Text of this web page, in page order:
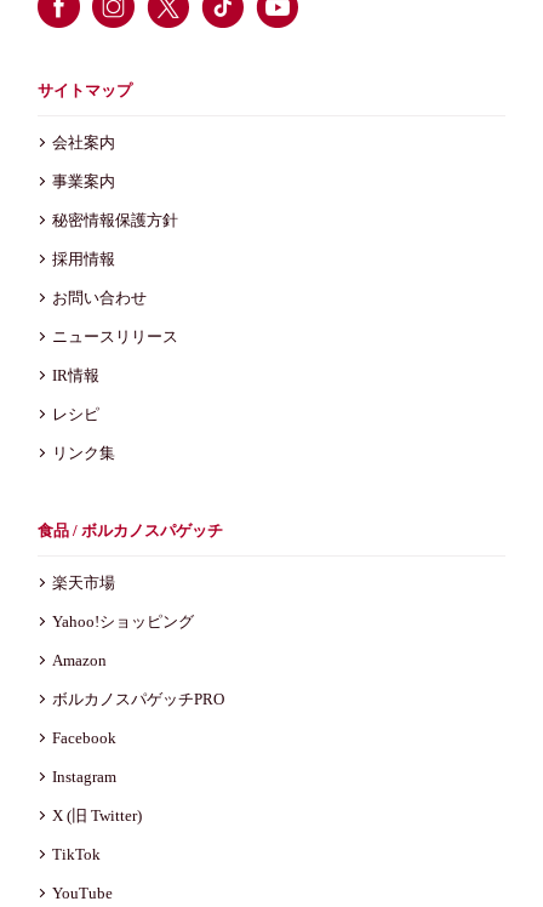
サイトマップ
会社案内
事業案内
秘密情報保護方針
採用情報
お問い合わせ
ニュースリリース
IR情報
レシピ
リンク集
食品 / ボルカノスパゲッチ
楽天市場
Yahoo!ショッピング
Amazon
ボルカノスパゲッチPRO
Facebook
Instagram
X (旧 Twitter)
TikTok
YouTube